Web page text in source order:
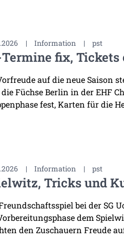
| Information | pst
Termine fix,
auf die neue Saison
Füchse Berlin in der EHF
fest, Karten für die
| Information | pst
Tricks und
bei der SG
dem
den Zuschauern Freude